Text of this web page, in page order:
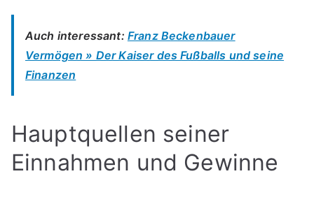
Auch interessant: Franz Beckenbauer
Vermögen » Der Kaiser des Fußballs und seine
Finanzen
Hauptquellen seiner
Einnahmen und Gewinne